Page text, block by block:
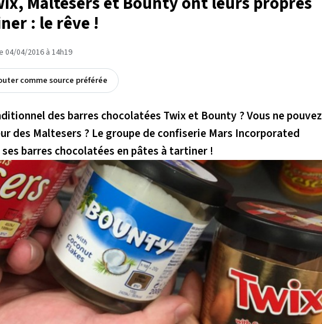
: le rêve !
04/04/2016 à 14h19
comme source préférée
des barres chocolatées Twix et Bounty ? Vous ne pouvez
des Maltesers ? Le groupe de confiserie Mars Incorporated
barres chocolatées en pâtes à tartiner !